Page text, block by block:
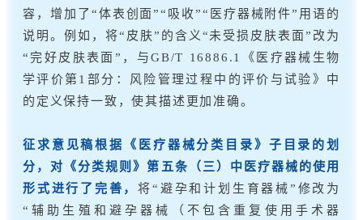
容，增加了“体表创面”“吸收”“医疗器械附件”用语的
说明。例如，将“皮肤”的含义“未受损皮肤表面”改为
“完好皮肤表面”，与GB/T 16886.1《医疗器械生物
学评价第1部分：风险管理过程中的评价与试验》中
的定义保持一致，使其描述更加准确。
征求意见稿根据《医疗器械分类目录》子目录的划
分，对《分类规则》第五条（三）中医疗器械的使用
形式进行了完善，将“避孕和计划生育器械”修改为
“辅助生殖和避孕器械（不包含重复使用手术器